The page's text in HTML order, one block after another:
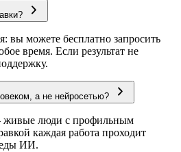
вы можете бесплатно запросить
время. Если результат не
а не нейросетью?
люди с профильным
каждая работа проходит
ИИ.